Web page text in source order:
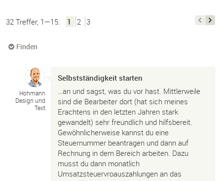
32 Treffer, 1—15: 1 2 3
Finden
Hohmann
Design und
Text
Selbstständigkeit starten
…an und sagst, was du vor hast. Mittlerweile
sind die Bearbeiter dort (hat sich meines
Erachtens in den letzten Jahren stark
gewandelt) sehr freundlich und hilfsbereit.
Gewöhnlicherweise kannst du eine
Steuernummer beantragen und dann auf
Rechnung in dem Bereich arbeiten. Dazu
musst du dann monatlich
Umsatzsteuervroauszahlungen an das